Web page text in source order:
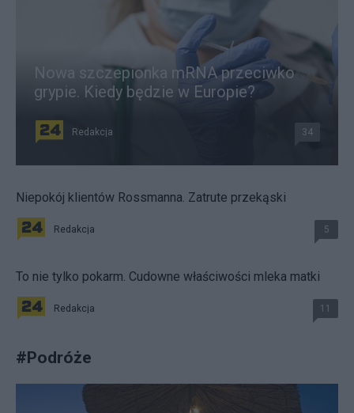
Nowa szczepionka mRNA przeciwko
grypie. Kiedy będzie w Europie?
Redakcja 34
Niepokój klientów Rossmanna. Zatrute przekąski
Redakcja 5
To nie tylko pokarm. Cudowne właściwości mleka matki
Redakcja 11
#Podróże